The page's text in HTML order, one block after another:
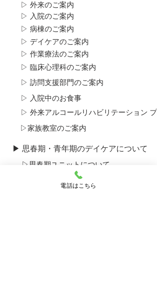
▷ 外来のご案内
▷ 入院のご案内
▷ 病棟のご案内
▷ デイケアのご案内
▷ 作業療法のご案内
▷ 臨床心理科のご案内
▷ 訪問支援部門のご案内
▷ 入院中のお食事
▷ 外来アルコール​リハビリテーション プ
▷​家族教室のご案内
▷​思春期ユニットについて
▶ 思春期・青年期のデイケアについて
▶ 産後うつ外来のご案内
電話はこちら